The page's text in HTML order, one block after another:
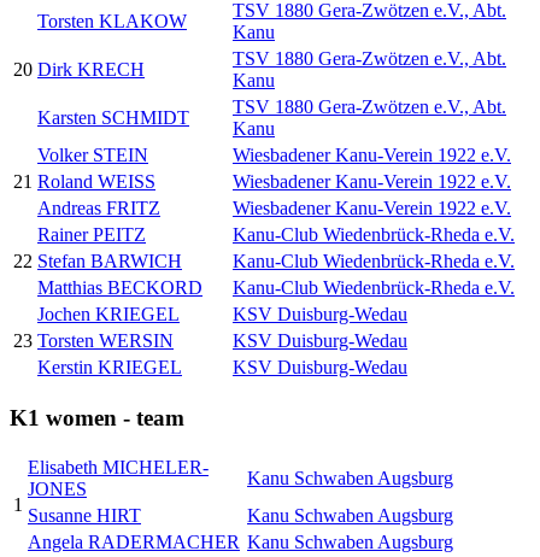
20
Torsten KLAKOW
TSV 1880 Gera-Zwötzen e.V., Abt.
Kanu
Dirk KRECH
TSV 1880 Gera-Zwötzen e.V., Abt.
Kanu
Karsten SCHMIDT
TSV 1880 Gera-Zwötzen e.V., Abt.
Kanu
21
Volker STEIN
Wiesbadener Kanu-Verein 1922 e.V.
Roland WEISS
Wiesbadener Kanu-Verein 1922 e.V.
Andreas FRITZ
Wiesbadener Kanu-Verein 1922 e.V.
22
Rainer PEITZ
Kanu-Club Wiedenbrück-Rheda e.V.
Stefan BARWICH
Kanu-Club Wiedenbrück-Rheda e.V.
Matthias BECKORD
Kanu-Club Wiedenbrück-Rheda e.V.
23
Jochen KRIEGEL
KSV Duisburg-Wedau
Torsten WERSIN
KSV Duisburg-Wedau
Kerstin KRIEGEL
KSV Duisburg-Wedau
K1 women - team
1
Elisabeth MICHELER-
JONES
Kanu Schwaben Augsburg
Susanne HIRT
Kanu Schwaben Augsburg
Angela RADERMACHER Kanu Schwaben Augsburg